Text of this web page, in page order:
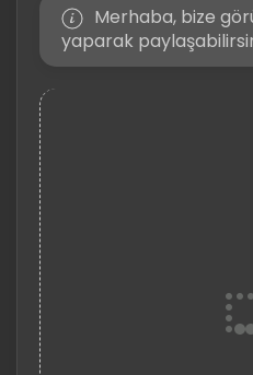
Merhaba, bize
yaparak